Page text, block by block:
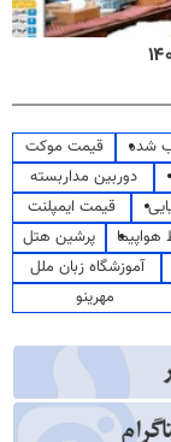
شده
قیمت موکت
دوربین مداربسته
قیمت ایمپلنت
هواپیما
پرشین هتل
آموزشگاه زبان ملل
مهرینو